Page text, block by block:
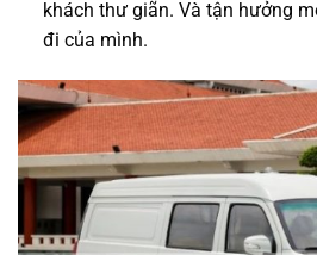
khách thư giãn. Và tận hưởng
đi của mình.